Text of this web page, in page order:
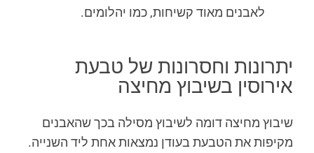
לאבנים מאוד קשיחות, כמו יהלומים.
יתרונות וחסרונות של טבעת
אירוסין בשיבוץ מחיצה
שיבוץ מחיצה דומה לשיבוץ מסילה בכך שהאבנים
מקיפות את הטבעת בעודן נמצאות אחת ליד השנייה.